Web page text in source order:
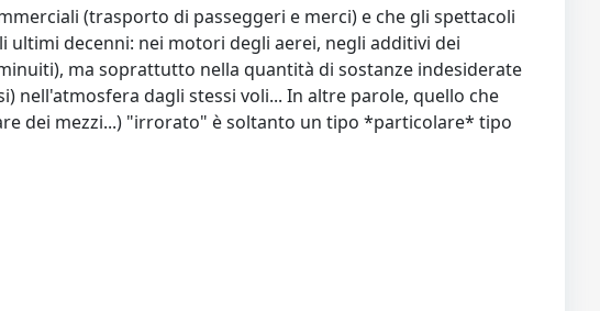
(trasporto di passeggeri e merci) e che gli spettacoli
decenni: nei motori degli aerei, negli additivi dei
ma soprattutto nella quantità di sostanze indesiderate
nell'atmosfera dagli stessi voli... In altre parole, quello che
dei mezzi...) "irrorato" è soltanto un tipo *particolare* tipo